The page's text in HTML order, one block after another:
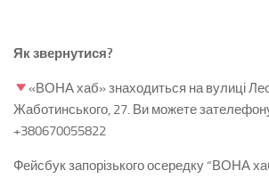
Як звернутися?
«ВОНА хаб» знаходиться на вулиці
Жаботинського, 27. Ви можете
+380670055822
Фейсбук запорізького осередку “ВОНА